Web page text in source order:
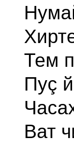
Тем
Пуç
Ват